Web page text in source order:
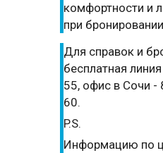
комфортности и
при
Для справок и
бесплатная
55, офис в Сочи
60.
P.S.
Информацию по